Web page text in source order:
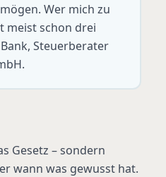
Wer mich zu
meist schon drei
Steuerberater
Gesetz – sondern
wann was gewusst hat.